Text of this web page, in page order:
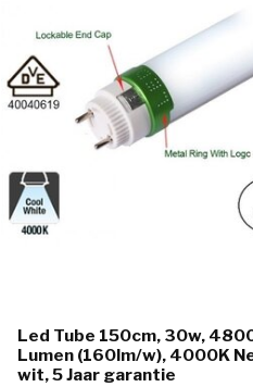
Led Tube 150cm, 30w,
Lumen (160lm/w), 4000K
wit, 5 Jaar garantie